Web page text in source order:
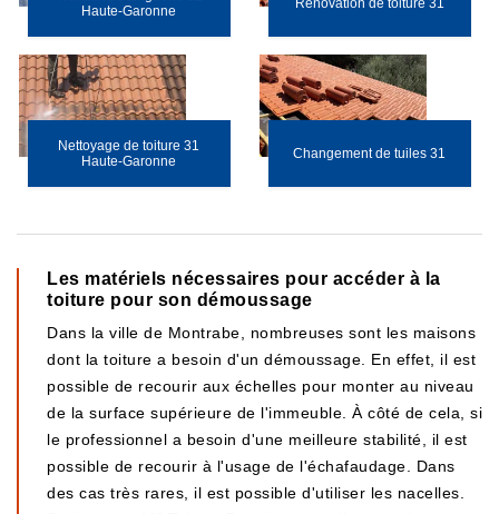
Haute-Garonne
Rénovation de toiture 31
Nettoyage de toiture 31
Haute-Garonne
Changement de tuiles 31
Les matériels nécessaires pour accéder à la
toiture pour son démoussage
Dans la ville de Montrabe, nombreuses sont les maisons
dont la toiture a besoin d'un démoussage. En effet, il est
possible de recourir aux échelles pour monter au niveau
de la surface supérieure de l'immeuble. À côté de cela, si
le professionnel a besoin d'une meilleure stabilité, il est
possible de recourir à l'usage de l'échafaudage. Dans
des cas très rares, il est possible d'utiliser les nacelles.